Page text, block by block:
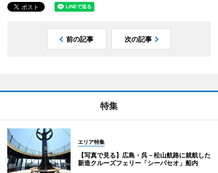
前の記事 次の記事
特集
エリア特集
【写真で見る】広島・呉－松山航路に就航した
新造クルーズフェリー「シーパセオ」船内